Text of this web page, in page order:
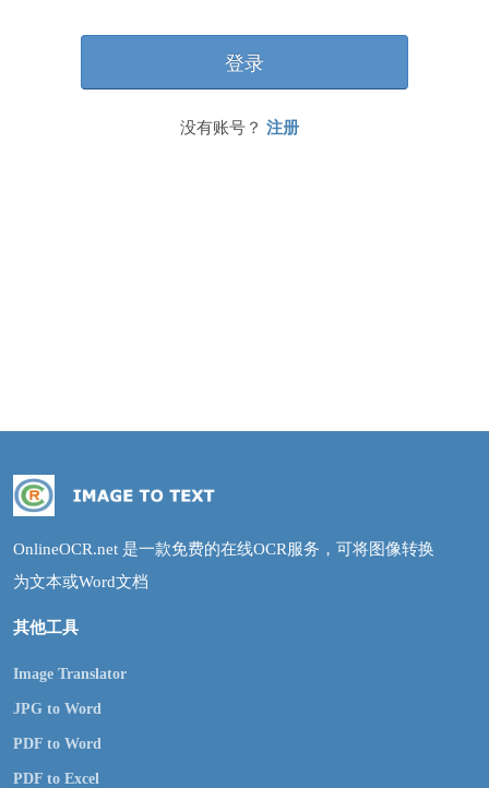
没有账号？ 注册
OnlineOCR.net 是一款免费的在线OCR服务，可将图像转换
为文本或Word文档
其他工具
Image Translator
JPG to Word
PDF to Word
PDF to Excel